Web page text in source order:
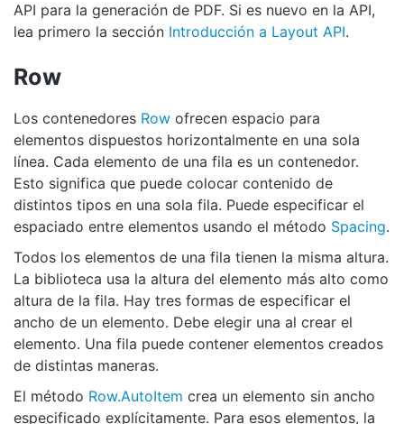
API para la generación de PDF. Si es nuevo en la API,
lea primero la sección Introducción a Layout API.
Row
Los contenedores Row ofrecen espacio para
elementos dispuestos horizontalmente en una sola
línea. Cada elemento de una fila es un contenedor.
Esto significa que puede colocar contenido de
distintos tipos en una sola fila. Puede especificar el
espaciado entre elementos usando el método Spacing.
Todos los elementos de una fila tienen la misma altura.
La biblioteca usa la altura del elemento más alto como
altura de la fila. Hay tres formas de especificar el
ancho de un elemento. Debe elegir una al crear el
elemento. Una fila puede contener elementos creados
de distintas maneras.
El método Row.AutoItem crea un elemento sin ancho
especificado explícitamente. Para esos elementos, la